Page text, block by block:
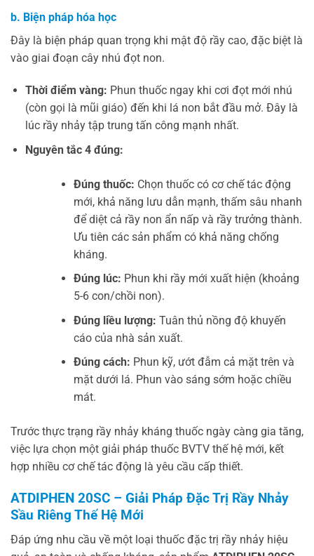
b. Biện pháp hóa học
Đây là biện pháp quan trọng khi mật độ rầy cao, đặc biệt là
vào giai đoạn cây nhú đọt non.
Thời điểm vàng: Phun thuốc ngay khi cơi đọt mới nhú
(còn gọi là mũi giáo) đến khi lá non bắt đầu mở. Đây là
lúc rầy nhảy tập trung tấn công mạnh nhất.
Nguyên tắc 4 đúng:
Đúng thuốc: Chọn thuốc có cơ chế tác động
mới, khả năng lưu dẫn mạnh, thấm sâu nhanh
để diệt cả rầy non ẩn nấp và rầy trưởng thành.
Ưu tiên các sản phẩm có khả năng chống
kháng.
Đúng lúc: Phun khi rầy mới xuất hiện (khoảng
5-6 con/chồi non).
Đúng liều lượng: Tuân thủ nồng độ khuyến
cáo của nhà sản xuất.
Đúng cách: Phun kỹ, ướt đẫm cả mặt trên và
mặt dưới lá. Phun vào sáng sớm hoặc chiều
mát.
Trước thực trạng rầy nhảy kháng thuốc ngày càng gia tăng,
việc lựa chọn một giải pháp thuốc BVTV thế hệ mới, kết
hợp nhiều cơ chế tác động là yêu cầu cấp thiết.
ATDIPHEN 20SC – Giải Pháp Đặc Trị Rầy Nhảy
Sầu Riêng Thế Hệ Mới
Đáp ứng nhu cầu về một loại thuốc đặc trị rầy nhảy hiệu